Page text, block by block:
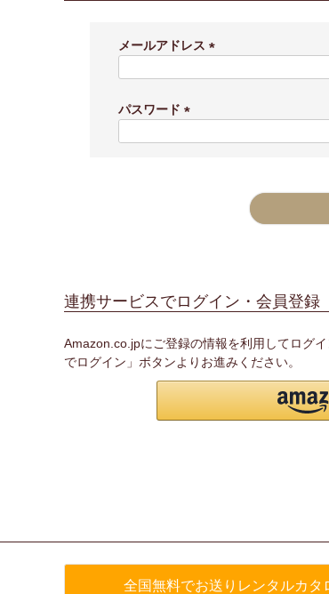
メールアドレス
)
パスワード
連携サービスでログイン・会員登録
Amazon.co.jpにご登録の情報を利用してログ
でログイン」ボタンよりお進みください。
全国無料でお送りレンタルカタ